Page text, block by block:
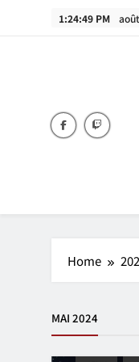
1:24:49 PM
Home
MAI 2024